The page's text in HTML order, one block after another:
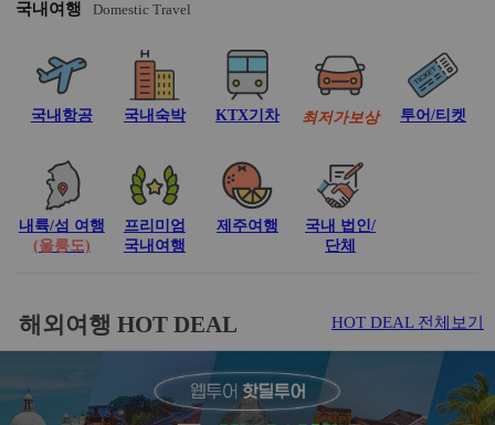
국내여행 Domestic Travel
국내항공 국내숙박 KTX기차 최저가보상 투어/티켓
내륙/섬 여행
(울릉도)
프리미엄
국내여행
제주여행
국내 법인/
단체
해외여행 HOT DEAL HOT DEAL 전체보기